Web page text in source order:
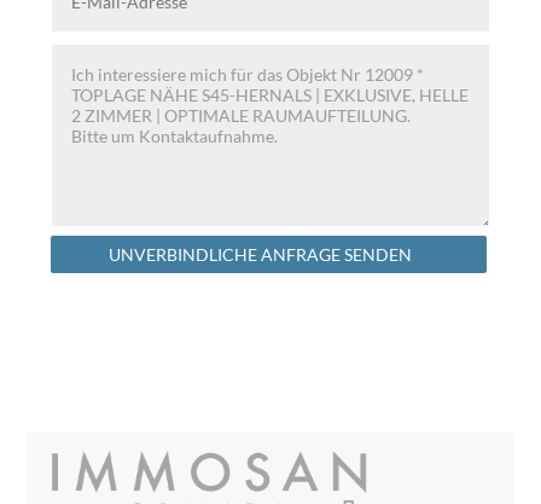
UNVERBINDLICHE ANFRAGE SENDEN
Alternative: